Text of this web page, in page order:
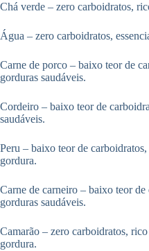
Chá verde – zero carboidratos,
Água – zero carboidratos,
Carne de porco – baixo teor de
gorduras saudáveis.
Cordeiro – baixo teor de
saudáveis.
Peru – baixo teor de
gordura.
Carne de carneiro – baixo teor
gorduras saudáveis.
Camarão – zero carboidratos,
gordura.